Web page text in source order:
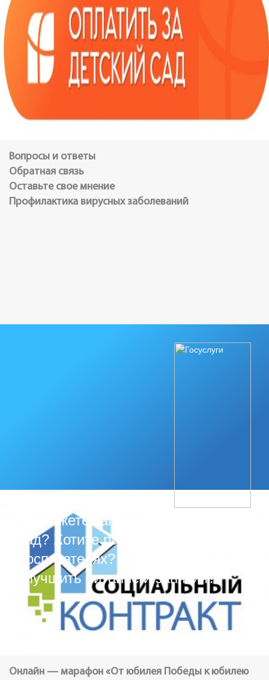
Вопросы и ответы
Обратная связь
Оставьте свое мнение
Профилактика вирусных заболеваний
Не можете записать ребёнка в
сад? Хотите рассказать о
воспитателях? Знаете, как
улучшить питание и занятия?
Онлайн — марафон «От юбилея Победы к юбилею